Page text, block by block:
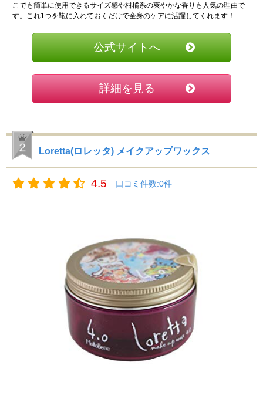
こでも簡単に使用できるサイズ感や柑橘系の爽やかな香りも人気の理由で
す。これ1つを鞄に入れておくだけで全身のケアに活躍してくれます！
公式サイトへ
詳細を見る
Loretta(ロレッタ) メイクアップワックス
4.5 口コミ件数:0件